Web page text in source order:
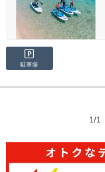
駐車場
1/1